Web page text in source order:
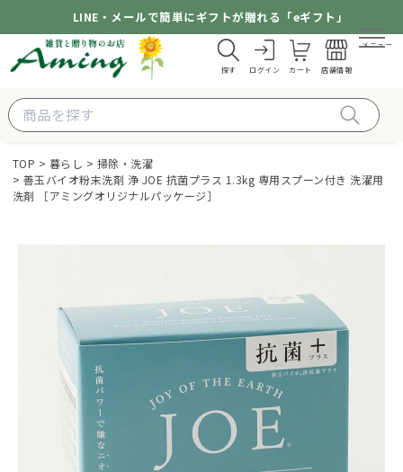
LINE・メールで簡単にギフトが贈れる「eギフト」
探す ログイン カート 店舗情報
メニュー
TOP 暮らし
掃除・洗濯
善玉バイオ粉末洗剤 浄 JOE 抗菌プラス 1.3kg 専用スプーン付き 洗濯用
洗剤 ［アミングオリジナルパッケージ］